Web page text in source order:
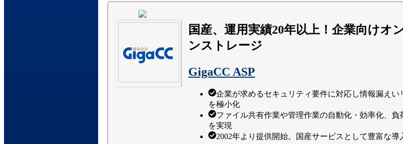
国産、運用実績20年以上！企業向けオ
ンストレージ
GigaCC ASP
企業が求めるセキュリティ要件に対応し情報漏えい
を極小化
ファイル共有作業や管理作業の自動化・効率化、負
を実現
2002年より提供開始。国産サービスとして豊富な導